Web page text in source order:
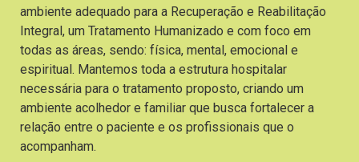
ambiente adequado para a Recuperação e Reabilitação
Integral, um Tratamento Humanizado e com foco em
todas as áreas, sendo: física, mental, emocional e
espiritual. Mantemos toda a estrutura hospitalar
necessária para o tratamento proposto, criando um
ambiente acolhedor e familiar que busca fortalecer a
relação entre o paciente e os profissionais que o
acompanham.